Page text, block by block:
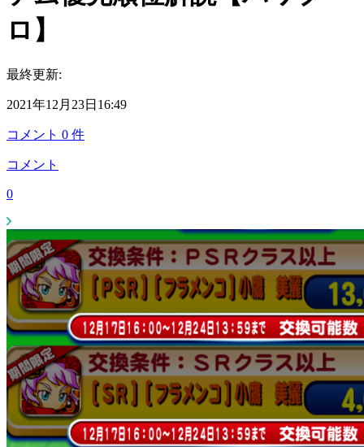
ロ】
最終更新:
2021年12月23日16:49
コメント 0 件
コメント
0